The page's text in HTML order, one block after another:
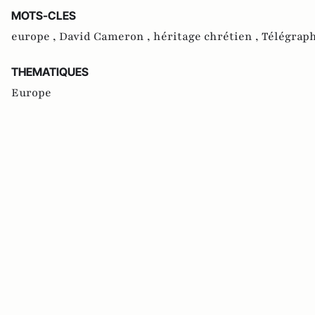
MOTS-CLES
europe , David Cameron , héritage chrétien ,
THEMATIQUES
Europe